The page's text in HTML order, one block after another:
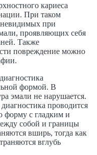
кариеса
При таком
при
проявляющих себя
Также
повреждение можно
формой. В
эмали не нарушается.
проводится
форму с гладким и
собой и границы
вширь, тогда как
вглубь